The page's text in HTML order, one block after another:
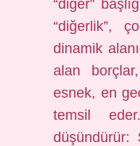
“diğer”
“diğerlik”,
dinamik
alan
esnek, en
temsil
düşündürür: